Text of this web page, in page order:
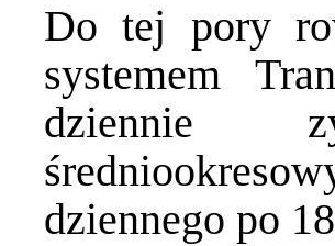
Do tej pory
systemem
dziennie
dziennego po